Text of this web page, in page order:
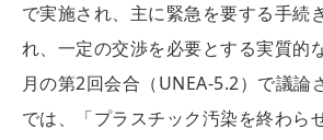
で実施され、主に緊急を要する手続
れ、一定の交渉を必要とする実質的
月の第2回会合（UNEA-5.2）で議論
では、「プラスチック汚染を終わら